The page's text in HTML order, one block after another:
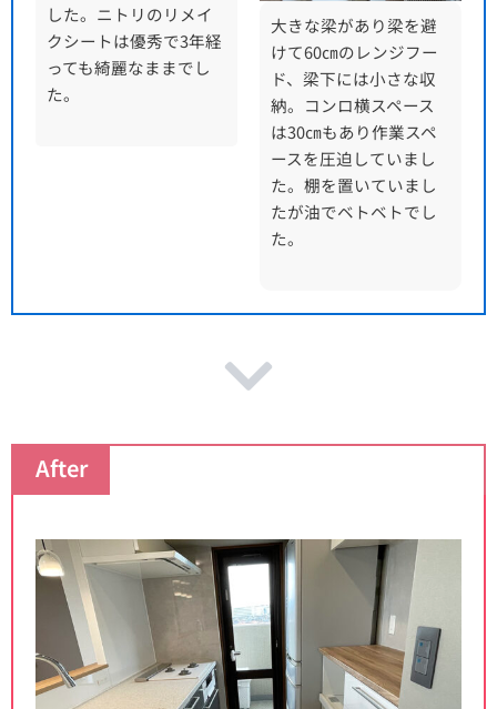
した。ニトリのリメイ
クシートは優秀で3年経
っても綺麗なままでし
た。
大きな梁があり梁を避
けて60㎝のレンジフー
ド、梁下には小さな収
納。コンロ横スペース
は30㎝もあり作業スペ
ースを圧迫していまし
た。棚を置いていまし
たが油でベトベトでし
た。
After